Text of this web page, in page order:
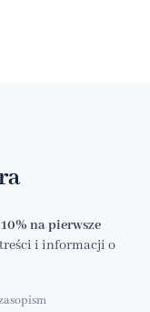
na pierwsze
i informacji o